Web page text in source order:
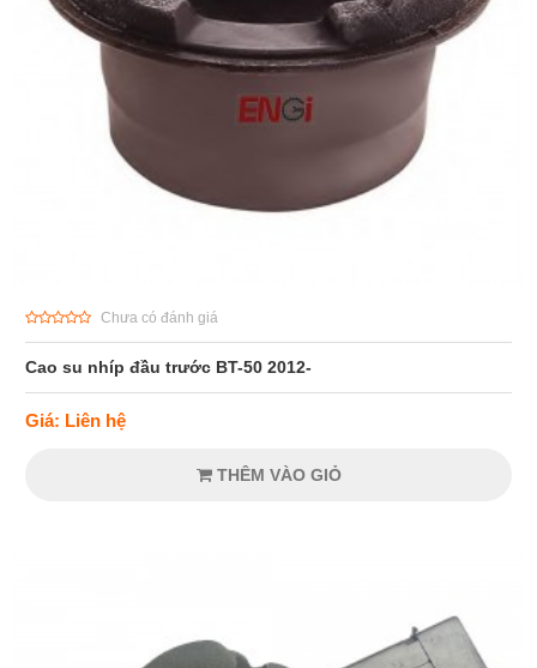
Chưa có đánh giá
Cao su nhíp đầu trước BT-50 2012-
Giá: Liên hệ
THÊM VÀO GIỎ